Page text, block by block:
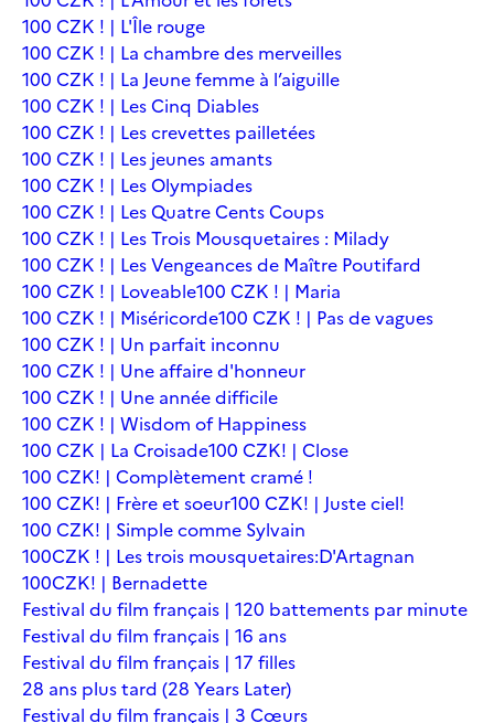
100 CZK ! | L'Île rouge
100 CZK ! | La chambre des merveilles
100 CZK ! | La Jeune femme à l’aiguille
100 CZK ! | Les Cinq Diables
100 CZK ! | Les crevettes pailletées
100 CZK ! | Les jeunes amants
100 CZK ! | Les Olympiades
100 CZK ! | Les Quatre Cents Coups
100 CZK ! | Les Trois Mousquetaires : Milady
100 CZK ! | Les Vengeances de Maître Poutifard
100 CZK ! | Loveable100 CZK ! | Maria
100 CZK ! | Miséricorde100 CZK ! | Pas de vagues
100 CZK ! | Un parfait inconnu
100 CZK ! | Une affaire d'honneur
100 CZK ! | Une année difficile
100 CZK ! | Wisdom of Happiness
100 CZK | La Croisade100 CZK! | Close
100 CZK! | Complètement cramé !
100 CZK! | Frère et soeur100 CZK! | Juste ciel!
100 CZK! | Simple comme Sylvain
100CZK ! | Les trois mousquetaires:D'Artagnan
100CZK! | Bernadette
Festival du film français | 120 battements par minute
Festival du film français | 16 ans
Festival du film français | 17 filles
28 ans plus tard (28 Years Later)
Festival du film français | 3 Cœurs